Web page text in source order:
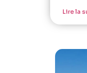
Lire la